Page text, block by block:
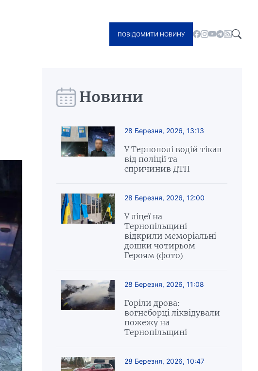
ПОВІДОМИТИ НОВИНУ
Новини
28 Березня, 2026, 13:13
У Тернополі водій тікав
від поліції та
спричинив ДТП
28 Березня, 2026, 12:00
У ліцеї на
Тернопільщині
відкрили меморіальні
дошки чотирьом
Героям (фото)
28 Березня, 2026, 11:08
Горіли дрова:
вогнеборці ліквідували
пожежу на
Тернопільщині
28 Березня, 2026, 10:47